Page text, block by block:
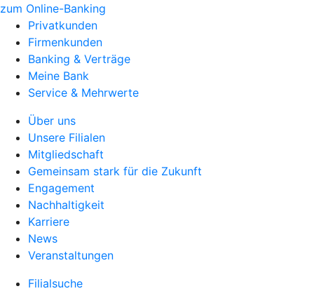
zum Online-Banking
Privatkunden
Firmenkunden
Banking & Verträge
Meine Bank
Service & Mehrwerte
Über uns
Unsere Filialen
Mitgliedschaft
Gemeinsam stark für die Zukunft
Engagement
Nachhaltigkeit
Karriere
News
Veranstaltungen
Filialsuche